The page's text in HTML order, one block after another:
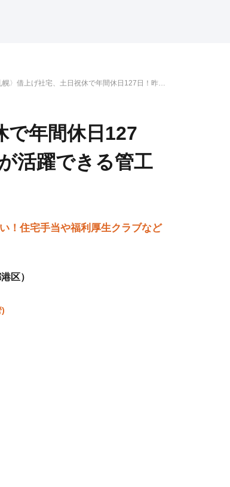
幌〉借上げ社宅、土日祝休で年間休日127日！昨年
で年間休日127
活躍できる管工
！住宅手当や福利厚生クラブなど
区）